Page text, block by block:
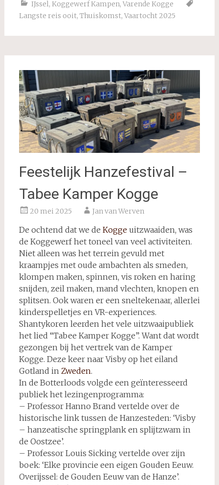
IJssel, Koggewerf Kampen, Varende Kogge
Langste reis ooit, Thuiskomst, Vaartocht 2025
Feestelijk Hanzefestival –
Tabee Kamper Kogge
20 mei 2025 Jan van Werven
De ochtend dat we de Koggeuitzwaaiden, was
de Koggewerf het toneel van veel activiteiten.
Niet alleen was het terrein gevuld met
kraampjes met oude ambachten als smeden,
klompen maken, spinnen, vis roken en haring
snijden, zeil maken, mand vlechten, knopen en
splitsen. Ook waren er een sneltekenaar, allerlei
kinderspelletjes en VR-experiences.
Shantykoren leerden het vele uitzwaaipubliek
het lied “Tabee Kamper Kogge”. Want dat wordt
gezongen bij het vertrek van de Kamper
Kogge. Deze keer naar Visby op het eiland
Gotland in Zweden.
In de Botterloods volgde een geïnteresseerd
publiek het lezingenprogramma:
– Professor Hanno Brand vertelde over de
historische link tussen de Hanzesteden: ‘Visby
– hanzeatische springplank en splijtzwam in
de Oostzee’.
– Professor Louis Sicking vertelde over zijn
boek: ‘Elke provincie een eigen Gouden Eeuw.
Overijssel: de Gouden Eeuw van de Hanze’.